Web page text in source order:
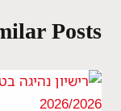
Posts